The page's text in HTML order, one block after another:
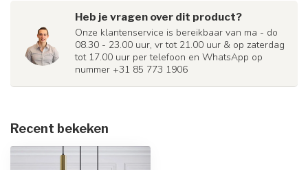
Heb je vragen over dit product?
Onze klantenservice is bereikbaar van ma - do
08.30 - 23.00 uur, vr tot 21.00 uur & op zaterdag
tot 17.00 uur per telefoon en WhatsApp op
nummer +31 85 773 1906
Recent bekeken